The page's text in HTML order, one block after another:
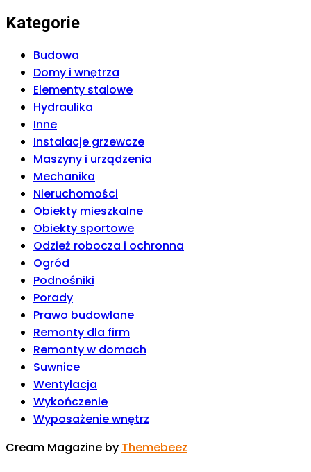
Kategorie
Budowa
Domy i wnętrza
Elementy stalowe
Hydraulika
Inne
Instalacje grzewcze
Maszyny i urządzenia
Mechanika
Nieruchomości
Obiekty mieszkalne
Obiekty sportowe
Odzież robocza i ochronna
Ogród
Podnośniki
Porady
Prawo budowlane
Remonty dla firm
Remonty w domach
Suwnice
Wentylacja
Wykończenie
Wyposażenie wnętrz
Cream Magazine by Themebeez